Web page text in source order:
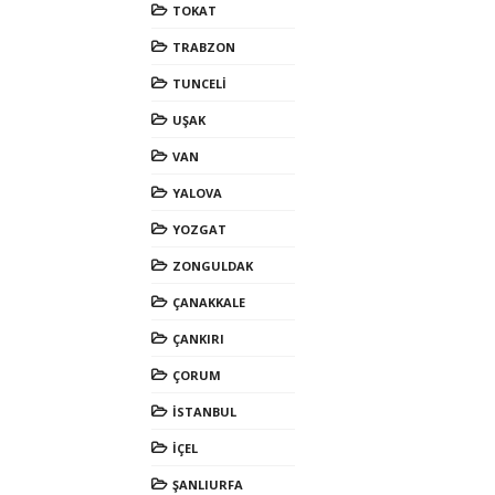
TOKAT
TRABZON
TUNCELİ
UŞAK
VAN
YALOVA
YOZGAT
ZONGULDAK
ÇANAKKALE
ÇANKIRI
ÇORUM
İSTANBUL
İÇEL
ŞANLIURFA